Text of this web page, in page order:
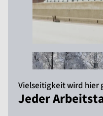
Vielseitigkeit wird hier
Jeder